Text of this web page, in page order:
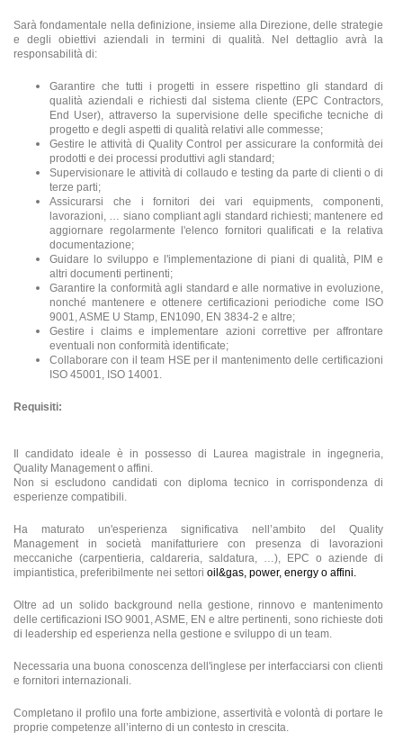
Sarà fondamentale nella definizione, insieme alla Direzione, delle strategie
e degli obiettivi aziendali in termini di qualità. Nel dettaglio avrà la
responsabilità di:
Garantire che tutti i progetti in essere rispettino gli standard di
qualità aziendali e richiesti dal sistema cliente (EPC Contractors,
End User), attraverso la supervisione delle specifiche tecniche di
progetto e degli aspetti di qualità relativi alle commesse;
Gestire le attività di Quality Control per assicurare la conformità dei
prodotti e dei processi produttivi agli standard;
Supervisionare le attività di collaudo e testing da parte di clienti o di
terze parti;
Assicurarsi che i fornitori dei vari equipments, componenti,
lavorazioni, … siano compliant agli standard richiesti; mantenere ed
aggiornare regolarmente l'elenco fornitori qualificati e la relativa
documentazione;
Guidare lo sviluppo e l'implementazione di piani di qualità, PIM e
altri documenti pertinenti;
Garantire la conformità agli standard e alle normative in evoluzione,
nonché mantenere e ottenere certificazioni periodiche come ISO
9001, ASME U Stamp, EN1090, EN 3834-2 e altre;
Gestire i claims e implementare azioni correttive per affrontare
eventuali non conformità identificate;
Collaborare con il team HSE per il mantenimento delle certificazioni
ISO 45001, ISO 14001.
Requisiti:
Il candidato ideale è in possesso di Laurea magistrale in ingegneria,
Quality Management o affini.
Non si escludono candidati con diploma tecnico in corrispondenza di
esperienze compatibili.
Ha maturato un'esperienza significativa nell’ambito del Quality
Management
in società manifatturiere con presenza di lavorazioni
meccaniche (carpentieria, caldareria, saldatura, …), EPC o aziende di
impiantistica, preferibilmente nei settori oil&gas, power, energy o affini.
Oltre ad un solido background nella gestione, rinnovo e mantenimento
delle certificazioni ISO 9001, ASME, EN e altre pertinenti, sono richieste doti
di leadership ed esperienza nella gestione e sviluppo di un team.
Necessaria una buona conoscenza dell'inglese per interfacciarsi con clienti
e fornitori internazionali.
Completano il profilo una forte ambizione, assertività e volontà di portare le
proprie competenze all’interno di un contesto in crescita.